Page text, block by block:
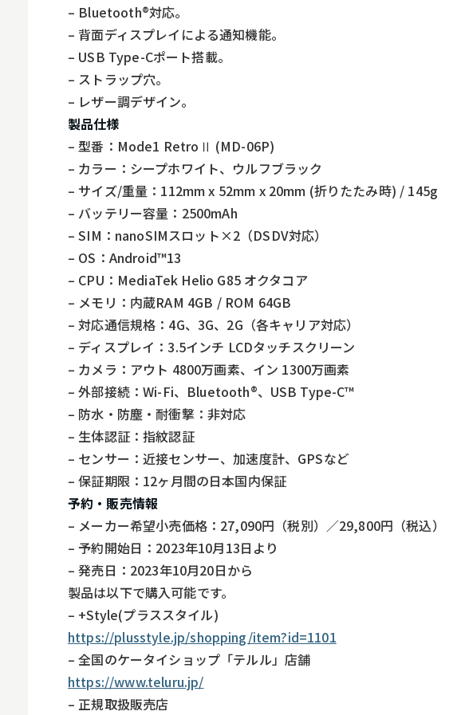
– Bluetooth®︎対応。
– 背面ディスプレイによる通知機能。
– USB Type-Cポート搭載。
– ストラップ穴。
– レザー調デザイン。
製品仕様
– 型番：Mode1 RetroⅡ (MD-06P)
– カラー：シープホワイト、ウルフブラック
– サイズ/重量：112mm x 52mm x 20mm (折りたたみ時) / 145g
– バッテリー容量：2500mAh
– SIM：nanoSIMスロット×2（DSDV対応）
– OS：Android™13
– CPU：MediaTek Helio G85 オクタコア
– メモリ：内蔵RAM 4GB / ROM 64GB
– 対応通信規格：4G、3G、2G（各キャリア対応）
– ディスプレイ：3.5インチ LCDタッチスクリーン
– カメラ：アウト 4800万画素、イン 1300万画素
– 外部接続：Wi-Fi、Bluetooth®、USB Type-C™
– 防水・防塵・耐衝撃：非対応
– 生体認証：指紋認証
– センサー：近接センサー、加速度計、GPSなど
– 保証期限：12ヶ月間の日本国内保証
予約・販売情報
– メーカー希望小売価格：27,090円（税別）／29,800円（税込）
– 予約開始日：2023年10月13日より
– 発売日：2023年10月20日から
製品は以下で購入可能です。
– +Style(プラススタイル)
https://plusstyle.jp/shopping/item?id=1101
– 全国のケータイショップ「テルル」店舗
https://www.teluru.jp/
– 正規取扱販売店